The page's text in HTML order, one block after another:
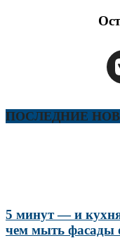
ПОСЛЕДНИЕ
5 минут — и
чем мыть фасады